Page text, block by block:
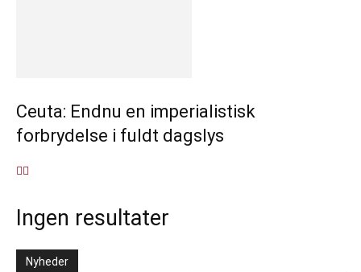
Ceuta: Endnu en imperialistisk
forbrydelse i fuldt dagslys
Ingen resultater
Nyheder